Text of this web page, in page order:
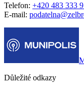
Telefon: +420 483 333
E-mail:
Důležité odkazy